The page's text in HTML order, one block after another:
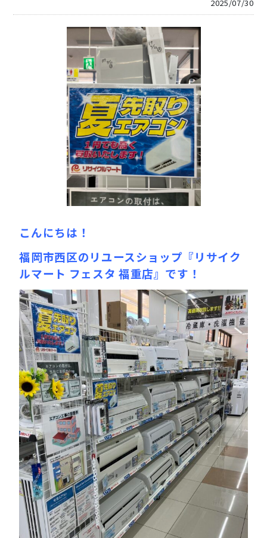
2025/07/30
こんにちは！
福岡市西区のリユースショップ『リサイク
ルマート フェスタ 福重店』です！